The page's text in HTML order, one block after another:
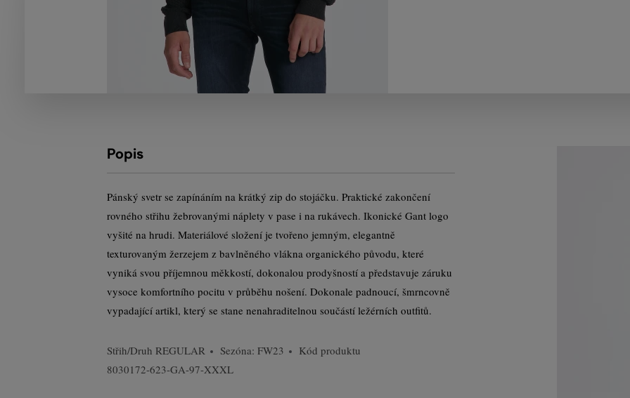
Popis
Pánský svetr se zapínáním na krátký zip do stojáčku. Praktické zakončení
rovného střihu žebrovanými náplety v pase i na rukávech. Ikonické Gant logo
vyšité na hrudi. Materiálové složení je tvořeno jemným, elegantně
texturovaným žerzejem z bavlněného vlákna organického původu, které
vyniká svou příjemnou měkkostí, dokonalou prodyšností a představuje záruku
vysoce komfortního pocitu v průběhu nošení. Dokonale padnoucí, šmrncovně
vypadající artikl, který se stane nenahraditelnou součástí ležérních outfitů.
Střih/Druh REGULAR Sezóna: FW23
Kód produktu
8030172-623-GA-97-XXXL